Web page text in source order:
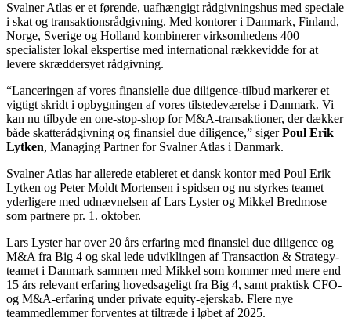
Svalner Atlas er et førende, uafhængigt rådgivningshus med speciale
i skat og transaktionsrådgivning. Med kontorer i Danmark, Finland,
Norge, Sverige og Holland kombinerer virksomhedens 400
specialister lokal ekspertise med international rækkevidde for at
levere skræddersyet rådgivning.
“Lanceringen af vores finansielle due diligence-tilbud markerer et
vigtigt skridt i opbygningen af vores tilstedeværelse i Danmark. Vi
kan nu tilbyde en one-stop-shop for M&A-transaktioner, der dækker
både skatterådgivning og finansiel due diligence,” sigerPoul Erik
Lytken, Managing Partner for Svalner Atlas i Danmark.
Svalner Atlas har allerede etableret et dansk kontor med Poul Erik
Lytken og Peter Moldt Mortensen i spidsen og nu styrkes teamet
yderligere med udnævnelsen af Lars Lyster og Mikkel Bredmose
som partnere pr. 1. oktober.
Lars Lyster har over 20 års erfaring med finansiel due diligence og
M&A fra Big 4 og skal lede udviklingen af Transaction & Strategy-
teamet i Danmark sammen med Mikkel som kommer med mere end
15 års relevant erfaring hovedsageligt fra Big 4, samt praktisk CFO-
og M&A-erfaring under private equity-ejerskab. Flere nye
teammedlemmer forventes at tiltræde i løbet af 2025.